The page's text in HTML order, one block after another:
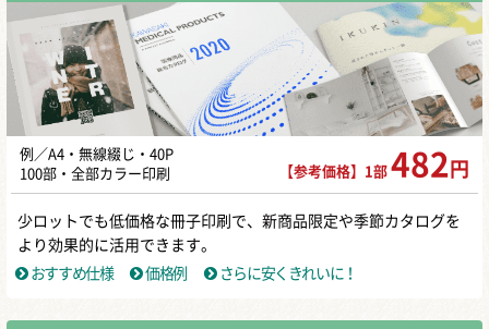
例／A4・無線綴じ・40P
100部・全部カラー印刷
【参考価格】1部 482 円
少ロットでも低価格な冊子印刷で、新商品限定や季節カタログを
より効果的に活用できます。
おすすめ仕様
価格例 さらに安くきれいに！